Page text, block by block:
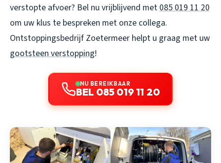
verstopte afvoer? Bel nu vrijblijvend met085 019 11 20
om uw klus te bespreken met onze collega.
Ontstoppingsbedrijf Zoetermeer helpt u graag met uw
gootsteen verstopping!
NU BEREIKBAAR
BEL 085 019 11 20